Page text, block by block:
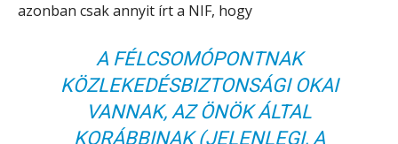
azonban csak annyit írt a NIF, hogy
A FÉLCSOMÓPONTNAK
KÖZLEKEDÉSBIZTONSÁGI OKAI
VANNAK, AZ ÖNÖK ÁLTAL
KORÁBBINAK(JELENLEGI, A